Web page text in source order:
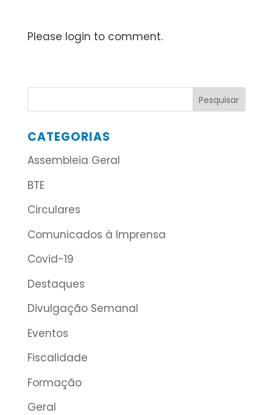
Please login to comment.
CATEGORIAS
Assembleia Geral
BTE
Circulares
Comunicados à Imprensa
Covid-19
Destaques
Divulgação Semanal
Eventos
Fiscalidade
Formação
Geral